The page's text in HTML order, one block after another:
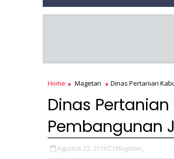
Home Magetan Dinas Pertanian
Dinas
Pembangunan
Agustus 23, 2019 Magetan,